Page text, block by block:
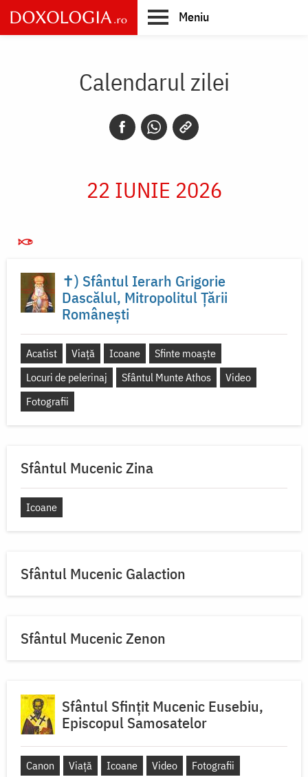
Skip
to
main
Meniu
Calendarul zilei
22 IUNIE 2026
✝) Sfântul Ierarh Grigorie
Dascălul, Mitropolitul Țării
Românești
Acatist Viață Icoane
Sfinte moaște
Locuri de pelerinaj
Sfântul Munte Athos
Video
Fotografii
Sfântul Mucenic Zina
Icoane
Sfântul Mucenic Galaction
Sfântul Mucenic Zenon
Sfântul Sfințit Mucenic Eusebiu,
Episcopul Samosatelor
Canon Viață Icoane Video Fotografii